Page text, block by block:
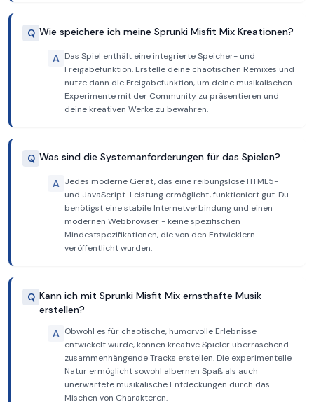
Q Wie speichere ich meine Sprunki Misfit Mix Kreationen?
A Das Spiel enthält eine integrierte Speicher- und
Freigabefunktion. Erstelle deine chaotischen Remixes und
nutze dann die Freigabefunktion, um deine musikalischen
Experimente mit der Community zu präsentieren und
deine kreativen Werke zu bewahren.
Q Was sind die Systemanforderungen für das Spielen?
A Jedes moderne Gerät, das eine reibungslose HTML5-
und JavaScript-Leistung ermöglicht, funktioniert gut. Du
benötigst eine stabile Internetverbindung und einen
modernen Webbrowser - keine spezifischen
Mindestspezifikationen, die von den Entwicklern
veröffentlicht wurden.
Q Kann ich mit Sprunki Misfit Mix ernsthafte Musik
erstellen?
A Obwohl es für chaotische, humorvolle Erlebnisse
entwickelt wurde, können kreative Spieler überraschend
zusammenhängende Tracks erstellen. Die experimentelle
Natur ermöglicht sowohl albernen Spaß als auch
unerwartete musikalische Entdeckungen durch das
Mischen von Charakteren.